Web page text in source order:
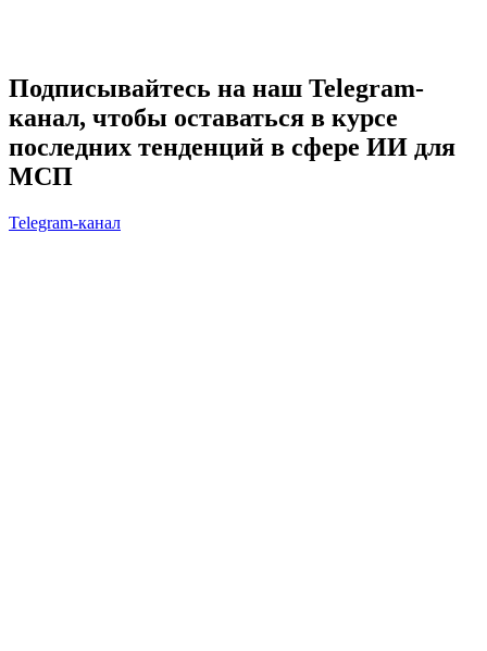
Подписывайтесь на наш Telegram-
канал, чтобы оставаться в курсе
последних тенденций в сфере ИИ для
МСП
Telegram-канал